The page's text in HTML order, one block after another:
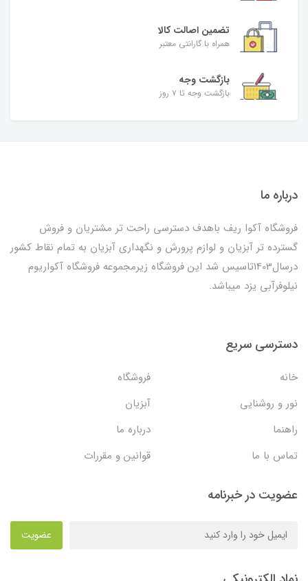
تضمین اصالت کالا
همراه با گارانتی معتبر
بازگشت وجه
بازگشت وجه تا ۷ روز
درباره ما
فروشگاه آکوا ریف باهدف دسترسی راحت تر مشتریان و فروش
گسترده تر آبزیان و لوازم پرورش و نگهداری آبزیان به تمام نقاط کشور
درسال1403تاسیس شد این فروشگاه زیرمجموعه فروشگاه آکواریوم
نیلوفرآبی یزد میباشد.
دسترسی سریع
خانه
فروشگاه
نور و روشنایی
آبزیان
راهنما
درباره ما
تماس با ما
قوانین و مقررات
عضویت در خبرنامه
عضویت